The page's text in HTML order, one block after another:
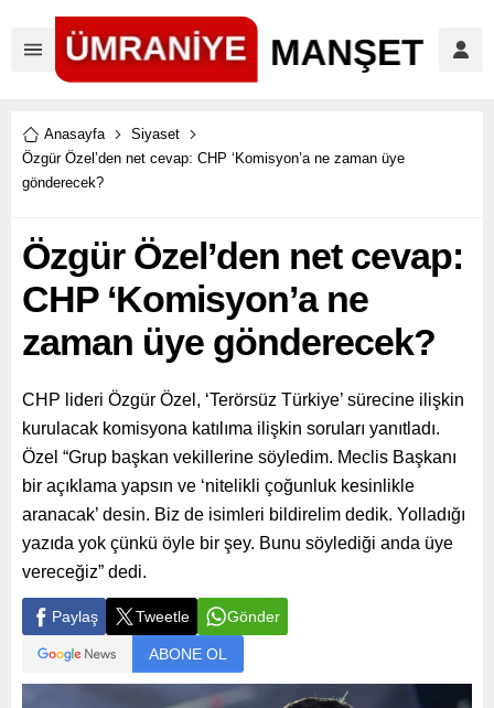
Anasayfa
Siyaset
Özgür Özel’den net cevap: CHP ‘Komisyon’a ne zaman üye
gönderecek?
Özgür Özel’den net cevap:
CHP ‘Komisyon’a ne
zaman üye gönderecek?
CHP lideri Özgür Özel, ‘Terörsüz Türkiye’ sürecine ilişkin
kurulacak komisyona katılıma ilişkin soruları yanıtladı.
Özel “Grup başkan vekillerine söyledim. Meclis Başkanı
bir açıklama yapsın ve ‘nitelikli çoğunluk kesinlikle
aranacak’ desin. Biz de isimleri bildirelim dedik. Yolladığı
yazıda yok çünkü öyle bir şey. Bunu söylediği anda üye
vereceğiz” dedi.
Paylaş Tweetle Gönder
ABONE OL